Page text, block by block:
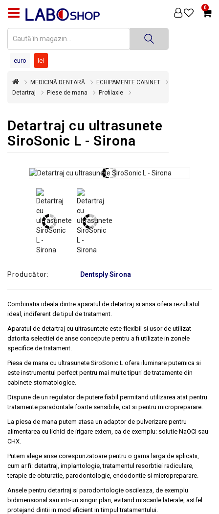
0
PRODUSE
DENTARĂ
DENTARĂ
STERILIZARE
SUPER
ÎNCHIRIERI
euro lei
MEDICINĂ DENTARĂ
ECHIPAMENTE CABINET
Detartraj
Piese de mana Profilaxie
Detartraj cu ultrasunete
SiroSonic L - Sirona
Producător: Dentsply Sirona
Combinatia ideala dintre aparatul de detartraj si ansa ofera rezultatul
ideal, indiferent de tipul de tratament.
Aparatul de detartraj cu ultrasuntete este flexibil si usor de utilizat
datorita selectiei de anse concepute pentru a fi utilizate in zonele
specifice de tratament.
Piesa de mana cu ultrasunete SiroSonic L ofera iluminare puternica si
este instrumentul perfect pentru mai multe tipuri de tratamente din
cabinete stomatologice.
Dispune de un regulator de putere fiabil permitand utilizarea atat pentru
tratamente paradontale foarte sensibile, cat si pentru micropreparare.
La piesa de mana putem atasa un adaptor de pulverizare pentru
alimentarea cu lichid de irigare extern, ca de exemplu: solutie NaOCI sau
CHX.
Putem alege anse corespunzatoare pentru o gama larga de aplicatii,
cum ar fi: detartraj, implantologie, tratamentul resorbtiei radiculare,
terapie de obturatie, parodontologie, endodontie si micropreparare.
Ansele pentru detartraj si parodontologie oscileaza, de exemplu
bidimensional sau intr-un singur plan, evitand miscarile laterale, astfel
protejand dintii in mod eficient in timpul tratamentului.